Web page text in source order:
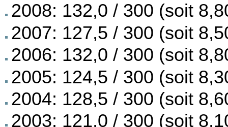
2008: 132,0 / 300 (soit
2007: 127,5 / 300 (soit
2006: 132,0 / 300 (soit
2005: 124,5 / 300 (soit
2004: 128,5 / 300 (soit
2003: 121,0 / 300 (soit